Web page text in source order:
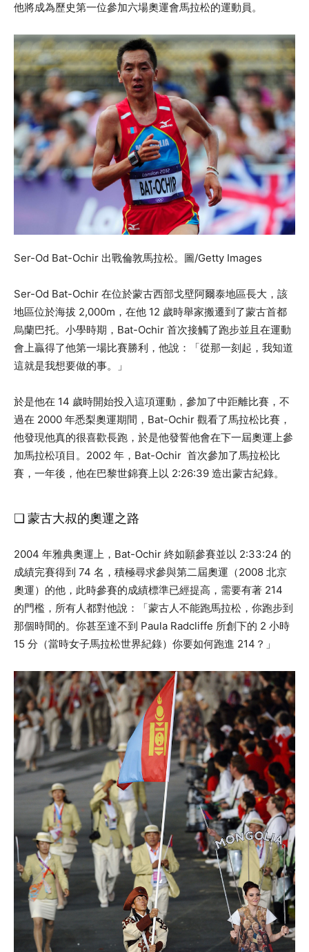
他將成為歷史第一位參加六場奧運會馬拉松的運動員。
Ser-Od Bat-Ochir 出戰倫敦馬拉松。圖/Getty Images
Ser-Od Bat-Ochir 在位於蒙古西部戈壁阿爾泰地區長大，該
地區位於海拔 2,000m，在他 12 歲時舉家搬遷到了蒙古首都
烏蘭巴托。小學時期，Bat-Ochir 首次接觸了跑步並且在運動
會上贏得了他第一場比賽勝利，他說：「從那一刻起，我知道
這就是我想要做的事。」
於是他在 14 歲時開始投入這項運動，參加了中距離比賽，不
過在 2000 年悉梨奧運期間，Bat-Ochir 觀看了馬拉松比賽，
他發現他真的很喜歡長跑，於是他發誓他會在下一屆奧運上參
加馬拉松項目。2002 年，Bat-Ochir 首次參加了馬拉松比
賽，一年後，他在巴黎世錦賽上以 2:26:39 造出蒙古紀錄。
❏ 蒙古大叔的奧運之路
2004 年雅典奧運上，Bat-Ochir 終如願參賽並以 2:33:24 的
成績完賽得到 74 名，積極尋求參與第二屆奧運（2008 北京
奧運）的他，此時參賽的成績標準已經提高，需要有著 214
的門檻，所有人都對他說：「蒙古人不能跑馬拉松，你跑步到
那個時間的。你甚至達不到 Paula Radcliffe 所創下的 2 小時
15 分（當時女子馬拉松世界紀錄）你要如何跑進 214？」